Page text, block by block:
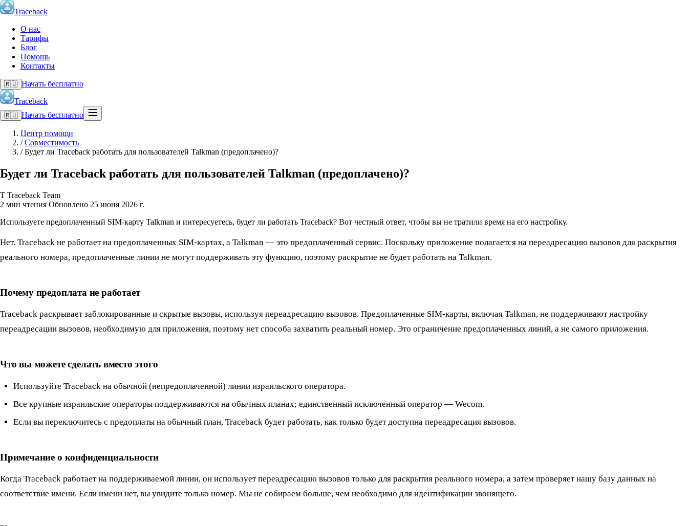
Traceback
О нас
Тарифы
Блог
Помощь
Контакты
🇷🇺 Начать бесплатно
Traceback
🇷🇺 Начать бесплатно
Центр помощи
/Совместимость
/Будет ли Traceback работать для пользователей Talkman (предоплачено)?
Будет ли Traceback работать для пользователей Talkman (предоплачено)?
T Traceback Team
2 мин чтения Обновлено 25 июня 2026 г.
Используете предоплаченный SIM-карту Talkman и интересуетесь, будет ли работать Traceback? Вот честный ответ, чтобы вы не тратили время на его настройку.
Нет. Traceback не работает на предоплаченных SIM-картах, а Talkman — это предоплаченный сервис. Поскольку приложение полагается на переадресацию вызовов для раскрытия
реального номера, предоплаченные линии не могут поддерживать эту функцию, поэтому раскрытие не будет работать на Talkman.
Почему предоплата не работает
Traceback раскрывает заблокированные и скрытые вызовы, используя переадресацию вызовов. Предоплаченные SIM-карты, включая Talkman, не поддерживают настройку
переадресации вызовов, необходимую для приложения, поэтому нет способа захватить реальный номер. Это ограничение предоплаченных линий, а не самого приложения.
Что вы можете сделать вместо этого
Используйте Traceback на обычной (непредоплаченной) линии израильского оператора.
Все крупные израильские операторы поддерживаются на обычных планах; единственный исключенный оператор — Wecom.
Если вы переключитесь с предоплаты на обычный план, Traceback будет работать, как только будет доступна переадресация вызовов.
Примечание о конфиденциальности
Когда Traceback работает на поддерживаемой линии, он использует переадресацию вызовов только для раскрытия реального номера, а затем проверяет нашу базу данных на
соответствие имени. Если имени нет, вы увидите только номер. Мы не собираем больше, чем необходимо для идентификации звонящего.